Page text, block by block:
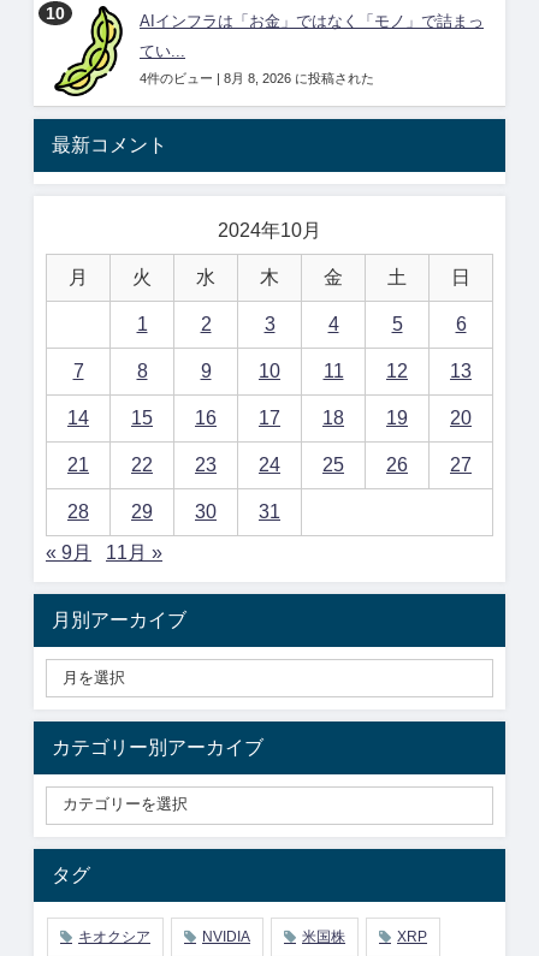
AIインフラは「お金」ではなく「モノ」で詰まっ
てい...
4件のビュー | 8月 8, 2026 に投稿された
最新コメント
2024年10月
月 火 水 木 金 土 日
1 2 3 4 5 6
7 8 9 10 11 12 13
14 15 16 17 18 19 20
21 22 23 24 25 26 27
28 29 30
31
« 9月
11月 »
月別アーカイブ
カテゴリー別アーカイブ
タグ
キオクシア NVIDIA 米国株 XRP